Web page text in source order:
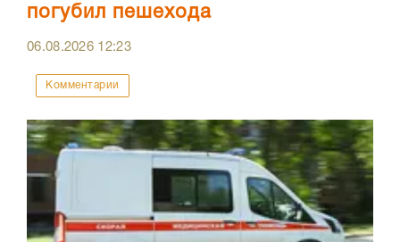
погубил пешехода
06.08.2026 12:23
Комментарии